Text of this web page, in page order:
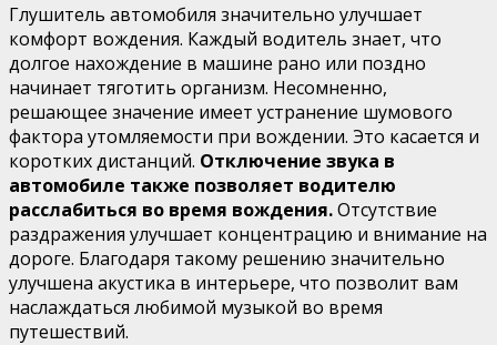
Глушитель автомобиля значительно улучшает
комфорт вождения. Каждый водитель знает, что
долгое нахождение в машине рано или поздно
начинает тяготить организм. Несомненно,
решающее значение имеет устранение шумового
фактора утомляемости при вождении. Это касается и
коротких дистанций. Отключение звука в
автомобиле также позволяет водителю
расслабиться во время вождения.Отсутствие
раздражения улучшает концентрацию и внимание на
дороге. Благодаря такому решению значительно
улучшена акустика в интерьере, что позволит вам
наслаждаться любимой музыкой во время
путешествий.